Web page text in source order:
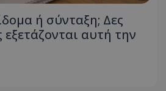
ή σύνταξη; Δες
εξετάζονται αυτή την
YouTube
.youtube.com